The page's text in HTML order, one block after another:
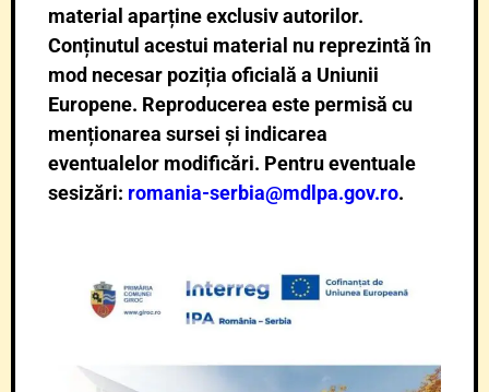
material aparține exclusiv autorilor.
Conținutul acestui material nu reprezintă în
mod necesar poziția oficială a Uniunii
Europene. Reproducerea este permisă cu
menționarea sursei și indicarea
eventualelor modificări. Pentru eventuale
sesizări: romania-serbia@mdlpa.gov.ro.